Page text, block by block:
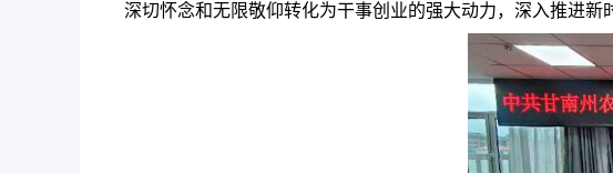
深切怀念和无限敬仰转化为干事创业的强大动力，深入推进新